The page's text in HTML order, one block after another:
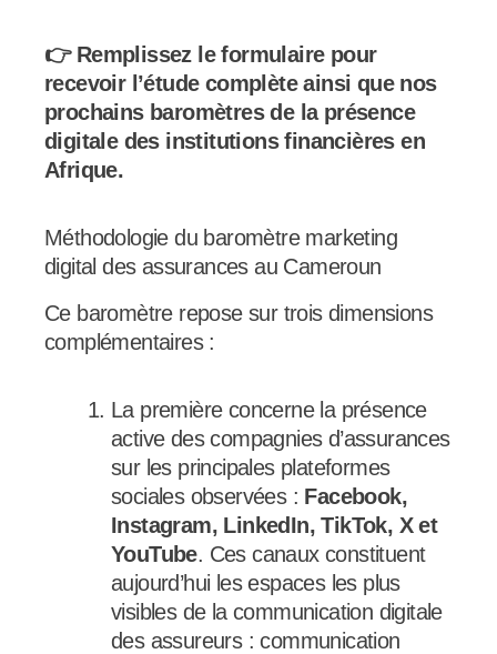
👉 Remplissez le formulaire pour
recevoir l’étude complète ainsi que nos
prochains baromètres de la présence
digitale des institutions financières en
Afrique.
Méthodologie du baromètre marketing
digital des assurances au Cameroun
Ce baromètre repose sur trois dimensions
complémentaires :
La première concerne la présence
active des compagnies d’assurances
sur les principales plateformes
sociales observées : Facebook,
Instagram, LinkedIn, TikTok, X et
YouTube. Ces canaux constituent
aujourd’hui les espaces les plus
visibles de la communication digitale
des assureurs : communication